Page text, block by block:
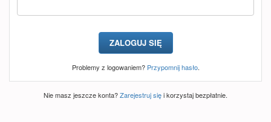
Problemy z logowaniem? Przypomnij hasło.
Nie masz jeszcze konta?Zarejestruj sięi korzystaj bezpłatnie.